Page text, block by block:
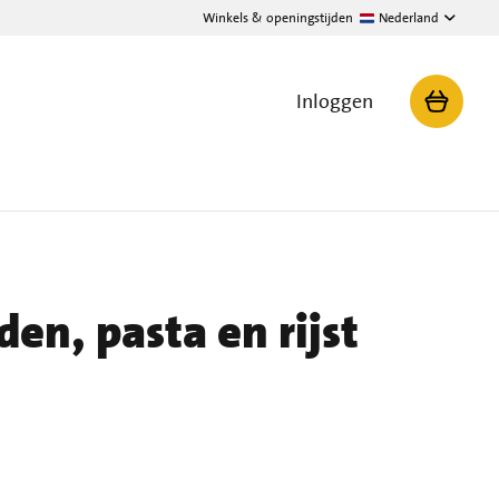
Winkels & openingstijden Nederland
Inloggen
pasta en rijst